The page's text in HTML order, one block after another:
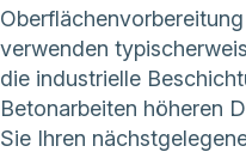
verwenden
die industrielle
Betonarbeiten höheren
Sie Ihren